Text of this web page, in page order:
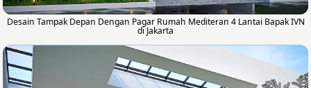
Desain Tampak Depan Dengan Pagar Rumah Mediteran 4 Lantai Bapak IVN
di Jakarta